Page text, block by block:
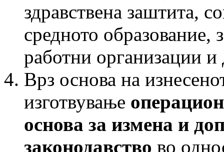
здравствена заштита,
средното образование,
работни организации и
Врз основа на
изготвување
основа за измена и
законодавство во